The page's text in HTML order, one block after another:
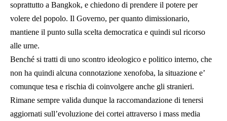
soprattutto a Bangkok, e chiedono di prendere il potere per
volere del popolo. Il Governo, per quanto dimissionario,
mantiene il punto sulla scelta democratica e quindi sul ricorso
alle urne.
Benché si tratti di uno scontro ideologico e politico interno, che
non ha quindi alcuna connotazione xenofoba, la situazione e’
comunque tesa e rischia di coinvolgere anche gli stranieri.
Rimane sempre valida dunque la raccomandazione di tenersi
aggiornati sull’evoluzione dei cortei attraverso i mass media